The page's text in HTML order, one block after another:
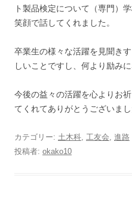
ト製品検定について（専門）
笑顔で話してくれました。
卒業生の様々な活躍を見聞き
しいことですし、何より励みに
今後の益々の活躍を心よりお
てくれてありがとうございまし
カテゴリー: 土木科 工友会 進路
投稿者: okako10